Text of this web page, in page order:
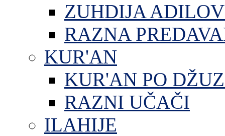
ZUHDIJA
RAZNA
KUR'AN
KUR'AN PO
RAZNI UČAČI
ILAHIJE